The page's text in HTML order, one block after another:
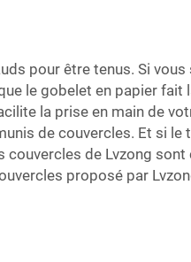
pour être tenus. Si
le gobelet en papier
la prise en main de
de couvercles. Et si
de Lvzong
proposé par